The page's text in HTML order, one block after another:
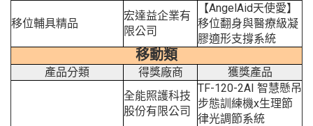
移位輔具精品
宏達益企業有
限公司
【AngelAid天使愛】
移位翻身與醫療級凝
膠適形支撐系統
移動類
產品分類 得獎廠商 獲獎產品
全能照護科技
股份有限公司
TF-120-2AI 智慧懸吊
步態訓練機x生理節
律光調節系統